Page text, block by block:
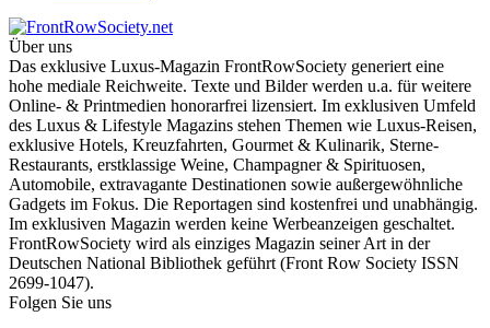
Über uns
Das exklusive Luxus-Magazin FrontRowSociety generiert eine
hohe mediale Reichweite. Texte und Bilder werden u.a. für weitere
Online- & Printmedien honorarfrei lizensiert. Im exklusiven Umfeld
des Luxus & Lifestyle Magazins stehen Themen wie Luxus-Reisen,
exklusive Hotels, Kreuzfahrten, Gourmet & Kulinarik, Sterne-
Restaurants, erstklassige Weine, Champagner & Spirituosen,
Automobile, extravagante Destinationen sowie außergewöhnliche
Gadgets im Fokus. Die Reportagen sind kostenfrei und unabhängig.
Im exklusiven Magazin werden keine Werbeanzeigen geschaltet.
FrontRowSociety wird als einziges Magazin seiner Art in der
Deutschen National Bibliothek geführt (Front Row Society ISSN
2699-1047).
Folgen Sie uns